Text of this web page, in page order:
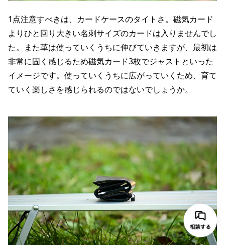
1点注意すべきは、カードケースのタイトさ。磁気カード
よりひと回り大きい名刺サイズのカードは入りませんでし
た。また革は使っていくうちに伸びていきますが、最初は
非常に固く感じるため磁気カード3枚でジャストといった
イメージです。使っていくうちに広がっていくため、育て
ていく楽しさを感じられるのではないでしょうか。